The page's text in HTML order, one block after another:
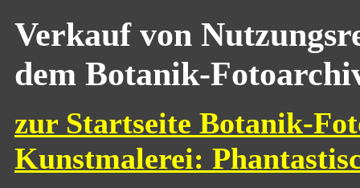
Verkauf von
dem Botanik-
zur Startseite Botanik-
Kunstmalerei: